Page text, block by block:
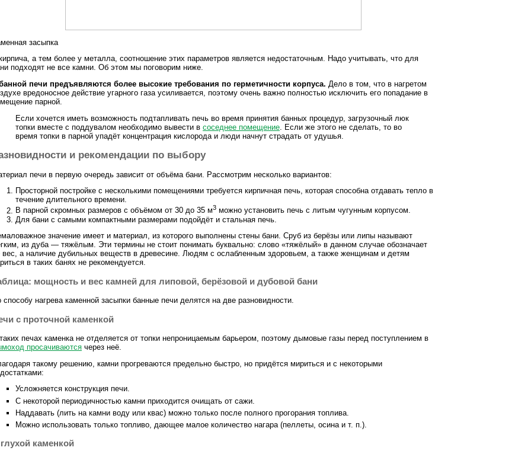
засыпка
а тем более у металла, соотношение этих параметров является недостаточным. Надо учитывать, что для
подходят не все камни. Об этом мы поговорим ниже.
печи предъявляются более высокие требования по герметичности корпуса. Дело в том, что в нагретом
вредоносное действие угарного газа усиливается, поэтому очень важно полностью исключить его попадание в
парной.
Если хочется иметь возможность подтапливать печь во время принятия банных процедур, загрузочный люк
топки вместе с поддувалом необходимо вывести в соседнее помещение . Если же этого не сделать, то во
время топки в парной упадёт концентрация кислорода и люди начнут страдать от удушья.
и рекомендации по выбору
печи в первую очередь зависит от объёма бани. Рассмотрим несколько вариантов:
Просторной постройке с несколькими помещениями требуется кирпичная печь, которая способна отдавать тепло в
течение длительного времени.
В парной скромных размеров с объёмом от 30 до 35 м3 можно установить печь с литым чугунным корпусом.
Для бани с самыми компактными размерами подойдёт и стальная печь.
значение имеет и материал, из которого выполнены стены бани. Сруб из берёзы или липы называют
из дуба — тяжёлым. Эти термины не стоит понимать буквально: слово «тяжёлый» в данном случае обозначает
вес, а наличие дубильных веществ в древесине. Людям с ослабленным здоровьем, а также женщинам и детям
в таких банях не рекомендуется.
мощность и вес камней для липовой, берёзовой и дубовой бани
способу нагрева каменной засыпки банные печи делятся на две разновидности.
с проточной каменкой
печах каменка не отделяется от топки непроницаемым барьером, поэтому дымовые газы перед поступлением в
просачиваются через неё.
такому решению, камни прогреваются предельно быстро, но придётся мириться и с некоторыми
Усложняется конструкция печи.
С некоторой периодичностью камни приходится очищать от сажи.
Наддавать (лить на камни воду или квас) можно только после полного прогорания топлива.
Можно использовать только топливо, дающее малое количество нагара (пеллеты, осина и т. п.).
каменкой